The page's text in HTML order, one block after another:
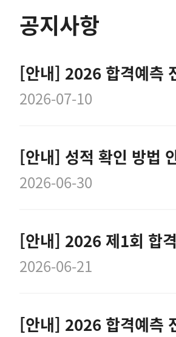
공지사항
[안내] 2026 합격예측
2026-07-10
[안내] 성적 확인 방법
2026-06-30
2026-06-21
[안내] 2026 합격예측